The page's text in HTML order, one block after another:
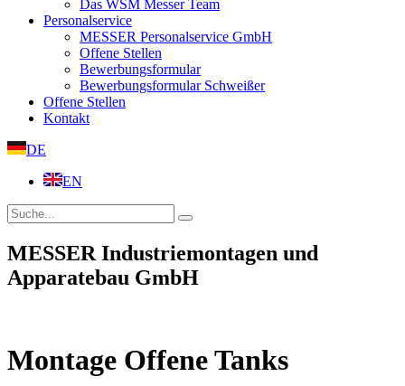
Das WSM Messer Team
Personalservice
MESSER Personalservice GmbH
Offene Stellen
Bewerbungsformular
Bewerbungsformular Schweißer
Offene Stellen
Kontakt
DE
EN
MESSER Industriemontagen und
Apparatebau GmbH
Montage Offene Tanks